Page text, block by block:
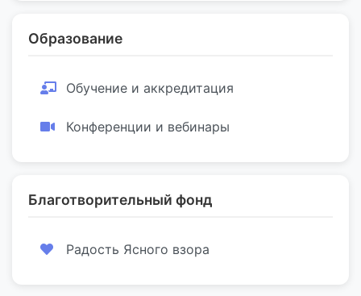
Образование
Обучение и аккредитация
Конференции и вебинары
Благотворительный фонд
Радость Ясного взора